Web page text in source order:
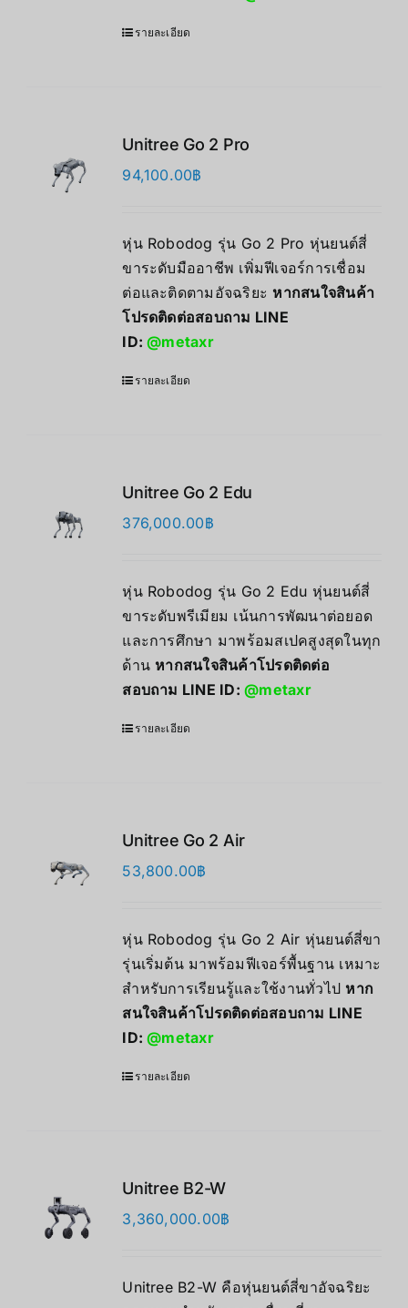
รายละเอียด
Unitree Go 2 Pro
94,100.00฿
หุ่น Robodog รุ่น Go 2 Pro หุ่นยนต์สี่
ขาระดับมืออาชีพ เพิ่มฟีเจอร์การเชื่อม
ต่อและติดตามอัจฉริยะ หากสนใจสินค้า
โปรดติดต่อสอบถาม LINE
ID:@metaxr
รายละเอียด
Unitree Go 2 Edu
376,000.00฿
หุ่น Robodog รุ่น Go 2 Edu หุ่นยนต์สี่
ขาระดับพรีเมียม เน้นการพัฒนาต่อยอด
และการศึกษา มาพร้อมสเปคสูงสุดในทุก
ด้าน หากสนใจสินค้าโปรดติดต่อ
สอบถาม LINE ID:@metaxr
รายละเอียด
Unitree Go 2 Air
53,800.00฿
หุ่น Robodog รุ่น Go 2 Air หุ่นยนต์สี่ขา
รุ่นเริ่มต้น มาพร้อมฟีเจอร์พื้นฐาน เหมาะ
สำหรับการเรียนรู้และใช้งานทั่วไป หาก
สนใจสินค้าโปรดติดต่อสอบถาม LINE
ID:@metaxr
รายละเอียด
Unitree B2-W
3,360,000.00฿
Unitree B2-W คือหุ่นยนต์สี่ขาอัจฉริยะ